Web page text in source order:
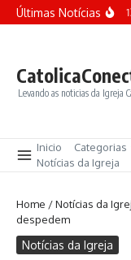
Ir para o conteúdo
Últimas Notícias
Terça-feira da
Levando as noticias da Igreja
Inicio Categorias
Notícias da Igreja
Home /Notícias da
despedem
Notícias da Igreja